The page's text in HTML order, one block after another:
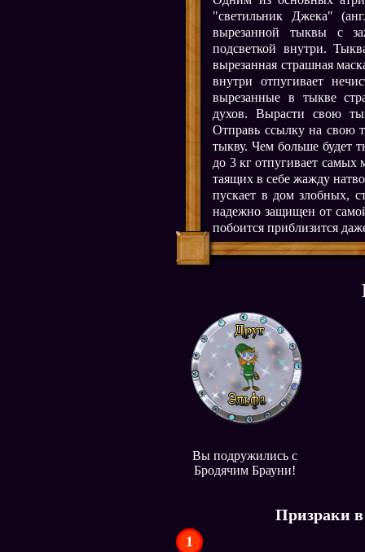
"светильник Джека"
вырезанной тыквы с
подсветкой внутри.
вырезанная страшная
внутри отпугивает
вырезанные в тыкве
духов. Вырасти свою
Отправь ссылку на свою
тыкву. Чем больше будет
до 3 кг отпугивает самых
таящих в себе жажду
пускает в дом злобных,
надежно защищен от
побоится приблизится
Вы подружились с
Бродячим Брауни!
Призраки
1